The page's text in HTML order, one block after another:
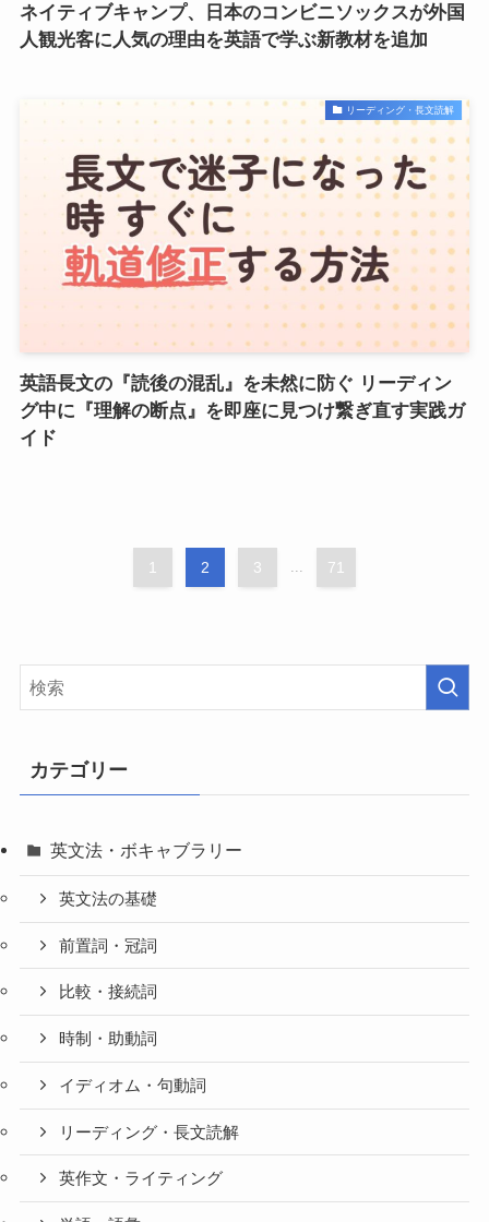
ネイティブキャンプ、日本のコンビニソックスが外国
人観光客に人気の理由を英語で学ぶ新教材を追加
リーディング・長文読解
英語長文の『読後の混乱』を未然に防ぐ リーディン
グ中に『理解の断点』を即座に見つけ繋ぎ直す実践ガ
イド
1 2 3 ... 71
カテゴリー
英文法・ボキャブラリー
英文法の基礎
前置詞・冠詞
比較・接続詞
時制・助動詞
イディオム・句動詞
リーディング・長文読解
英作文・ライティング